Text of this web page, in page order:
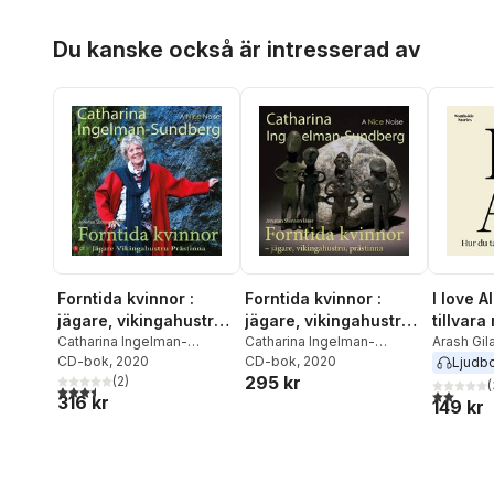
Du kanske också är intresserad av
Forntida kvinnor :
jägare, vikingahustru,
prästinna
Catharina Ingelman-
Sundberg
CD-bok, 2020
3,5utav 5 stjärnor. Totalt antal röster:
(2)
316 kr
Forntida kvinnor :
jägare, vikingahustru,
prästinna
Catharina Ingelman-
Sundberg
CD-bok, 2020
295 kr
I love
tillvara
Arash
2,0utav 5(
149 kr